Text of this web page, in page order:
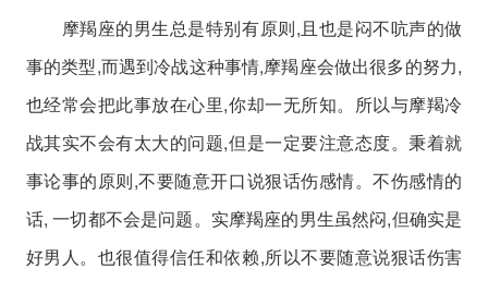
摩羯座的男生总是特别有原则,且也是闷不吭声的做
事的类型,而遇到冷战这种事情,摩羯座会做出很多的努力,
也经常会把此事放在心里,你却一无所知。所以与摩羯冷
战其实不会有太大的问题,但是一定要注意态度。秉着就
事论事的原则,不要随意开口说狠话伤感情。不伤感情的
话, 一切都不会是问题。实摩羯座的男生虽然闷,但确实是
好男人。也很值得信任和依赖,所以不要随意说狠话伤害